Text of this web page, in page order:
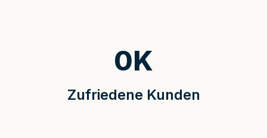
Zufriedene Kunden
0K